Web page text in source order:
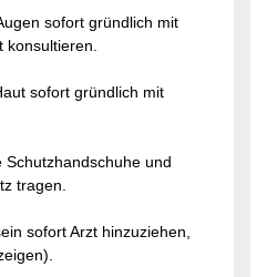
sofort gründlich mit
konsultieren.
sofort gründlich mit
und
tragen.
sofort Arzt hinzuziehen,